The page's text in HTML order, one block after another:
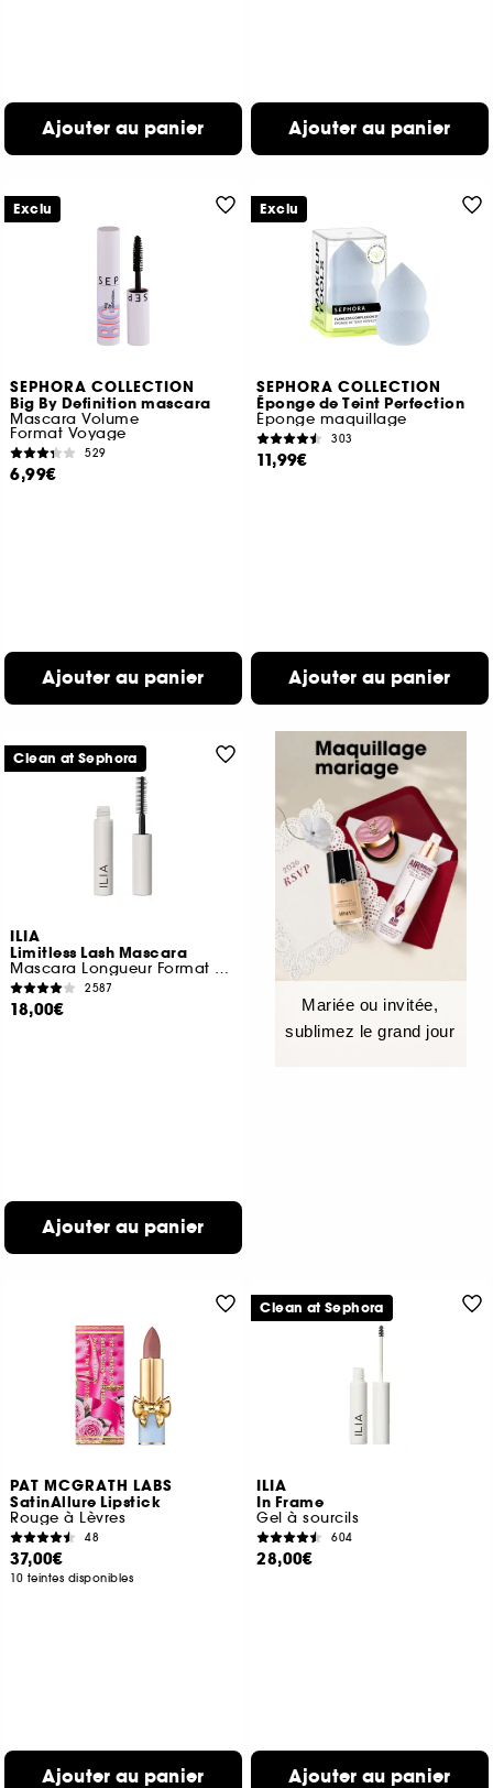
Ajouter au panier Ajouter au panier
SEPHORA COLLECTION
Big By Definition mascara
Mascara Volume
Format Voyage
529
6,99€
Ajouter au panier
Exclu
SEPHORA COLLECTION
Éponge de Teint Perfection
Éponge maquillage
303
11,99€
Ajouter au panier
Exclu
ILIA
Limitless Lash Mascara
Mascara Longueur Format Voyage
2587
18,00€
Ajouter au panier
Clean at Sephora
Mariée ou invitée,
sublimez le grand jour
PAT MCGRATH LABS
SatinAllure Lipstick
Rouge à Lèvres
48
37,00€
10 teintes disponibles
Ajouter au panier
ILIA
In Frame
Gel à sourcils
604
28,00€
Ajouter au panier
Clean at Sephora